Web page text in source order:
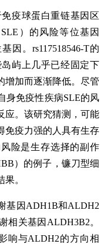
疫球蛋白重链基因区
）的风险等位基因
因。rs117518546-T的
屿上几乎已经固定下
增加而逐渐降低。尽管
身免疫性疾病SLE的风
应。该研究猜测，可能
免疫力强的人具有生存
险是生存选择的副作
）的例子，镰刀型细
。
基因ADH1B和ALDH2
相关基因ALDH3B2。
响与ALDH2的方向相